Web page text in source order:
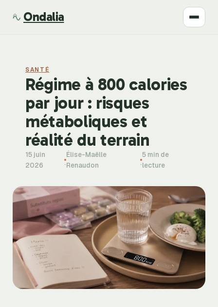
Ondalia
Beauté
Développement
Bien-être
SANTÉ
Régime à 800 calories
par jour : risques
métaboliques et
réalité du terrain
15 juin
2026
·
Élise-Maëlle
Renaudon
·
5 min de
lecture